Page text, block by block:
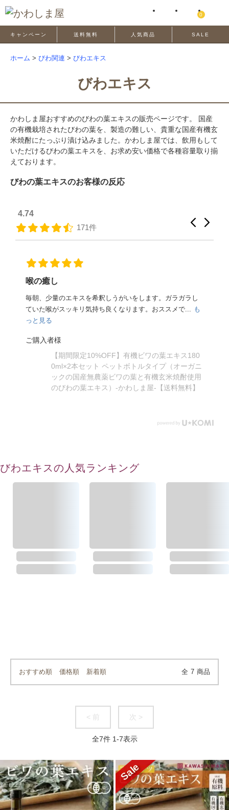
0
キャンペーン 送料無料 人気商品 SALE
ホーム > びわ関連 > びわエキス
びわエキス
かわしま屋おすすめのびわの葉エキスの販売ページです。 国産
の有機栽培されたびわの葉を、製造の難しい、貴重な国産有機玄
米焼酎にたっぷり漬け込みました。かわしま屋では、飲用もして
いただけるびわの葉エキスを、お求め安い価格で各種容量取り揃
えております。
びわの葉エキスのお客様の反応
4.74
171件
喉の癒し
毎朝、少量のエキスを希釈しうがいをします。ガラガラし
ていた喉がスッキリ気持ち良くなります。おススメで...
も
っと見る
ご購入者様
【期間限定10%OFF】有機ビワの葉エキス180
0ml×2本セット ペットボトルタイプ（オーガニ
ックの国産無農薬ビワの葉と有機玄米焼酎使用
のびわの葉エキス）-かわしま屋-【送料無料】
びわエキスの人気ランキング
おすすめ順 価格順 新着順 全 7 商品
< 前 次 >
全7件 1-7表示